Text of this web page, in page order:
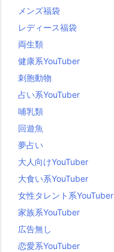
メンズ福袋
レディース福袋
両生類
健康系YouTuber
刺胞動物
占い系YouTuber
哺乳類
回遊魚
夢占い
大人向けYouTuber
大食い系YouTuber
女性タレント系YouTuber
家族系YouTuber
広告無し
恋愛系YouTuber